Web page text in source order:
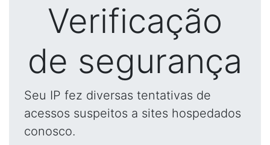
Verificação
de segurança
Seu IP fez diversas tentativas de
acessos suspeitos a sites hospedados
conosco.